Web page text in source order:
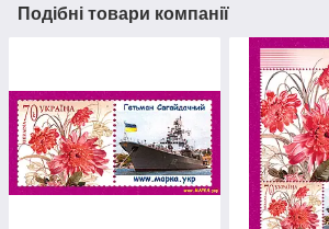
Подібні товари компанії